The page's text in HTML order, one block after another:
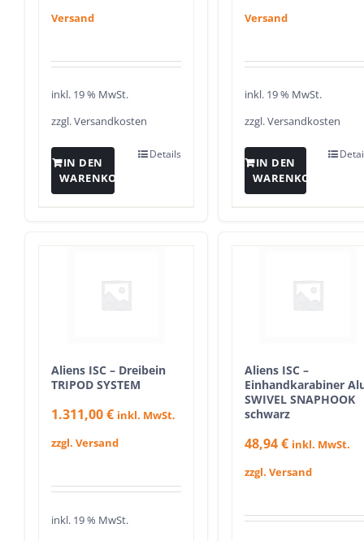
Versand
inkl. 19 % MwSt.
zzgl.Versandkosten
IN DEN
WARENKORB
Details
Versand
inkl. 19 % MwSt.
zzgl.Versandkosten
IN DEN
WARENKORB
Aliens ISC – Dreibein
TRIPOD SYSTEM
1.311,00€ inkl. MwSt.
zzgl. Versand
inkl. 19 % MwSt.
Aliens ISC –
Einhandkarabiner
SWIVEL SNAPHOOK
schwarz
48,94€ inkl. MwSt.
zzgl. Versand